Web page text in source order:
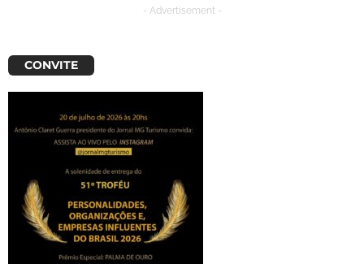
- Advertisement -
CONVITE